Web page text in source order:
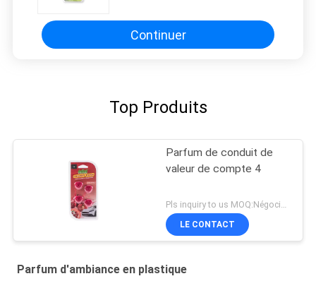
Continuer
Top Produits
Parfum de conduit de
valeur de compte 4
Pls inquiry to us MOQ:Négociation
LE CONTACT
Parfum d'ambiance en plastique